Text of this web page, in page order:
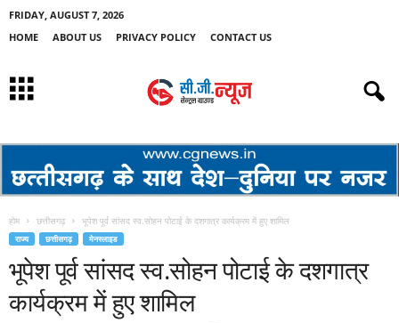
FRIDAY, AUGUST 7, 2026
HOME
ABOUT US PRIVACY POLICY CONTACT US
होम छत्तीसगढ़ भूपेश पूर्व सांसद स्व.सोहन पोटाई के दशगात्र कार्यक्रम में हुए शामिल
राज्य छत्तीसगढ़ मेनस्लाइड
भूपेश पूर्व सांसद स्व.सोहन पोटाई के दशगात्र
कार्यक्रम में हुए शामिल